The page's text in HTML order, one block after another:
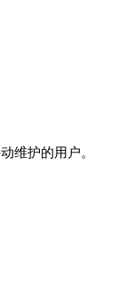
维护的用户。